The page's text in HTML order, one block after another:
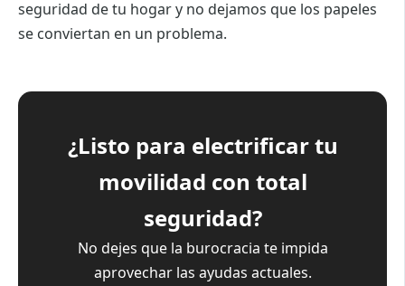
seguridad de tu hogar y no dejamos que los papeles
se conviertan en un problema.
¿Listo para electrificar tu
movilidad con total
seguridad?
No dejes que la burocracia te impida
aprovechar las ayudas actuales.